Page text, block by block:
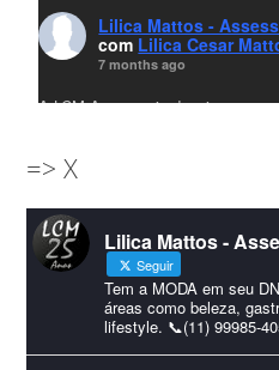
Lilica Mattos -
com Lilica Cesar
7 months ago
A LCM Assessoria deseja um
amigos que sempre nos
#lcmassessoriassessoria#natal
#HappyNewYear
Foto
Visualizar no Facebook · Compartilhar
=> X
Lilica Mattos -
Seguir
Tem a MODA em seu
áreas como beleza,
lifestyle. 📞(11) 99985-